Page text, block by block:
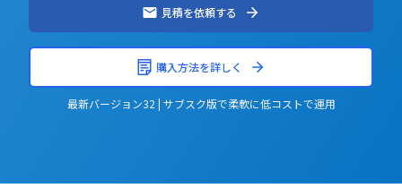
見積を依頼する
購入方法を詳しく
最新バージョン32 | サブスク版で柔軟に低コストで運用